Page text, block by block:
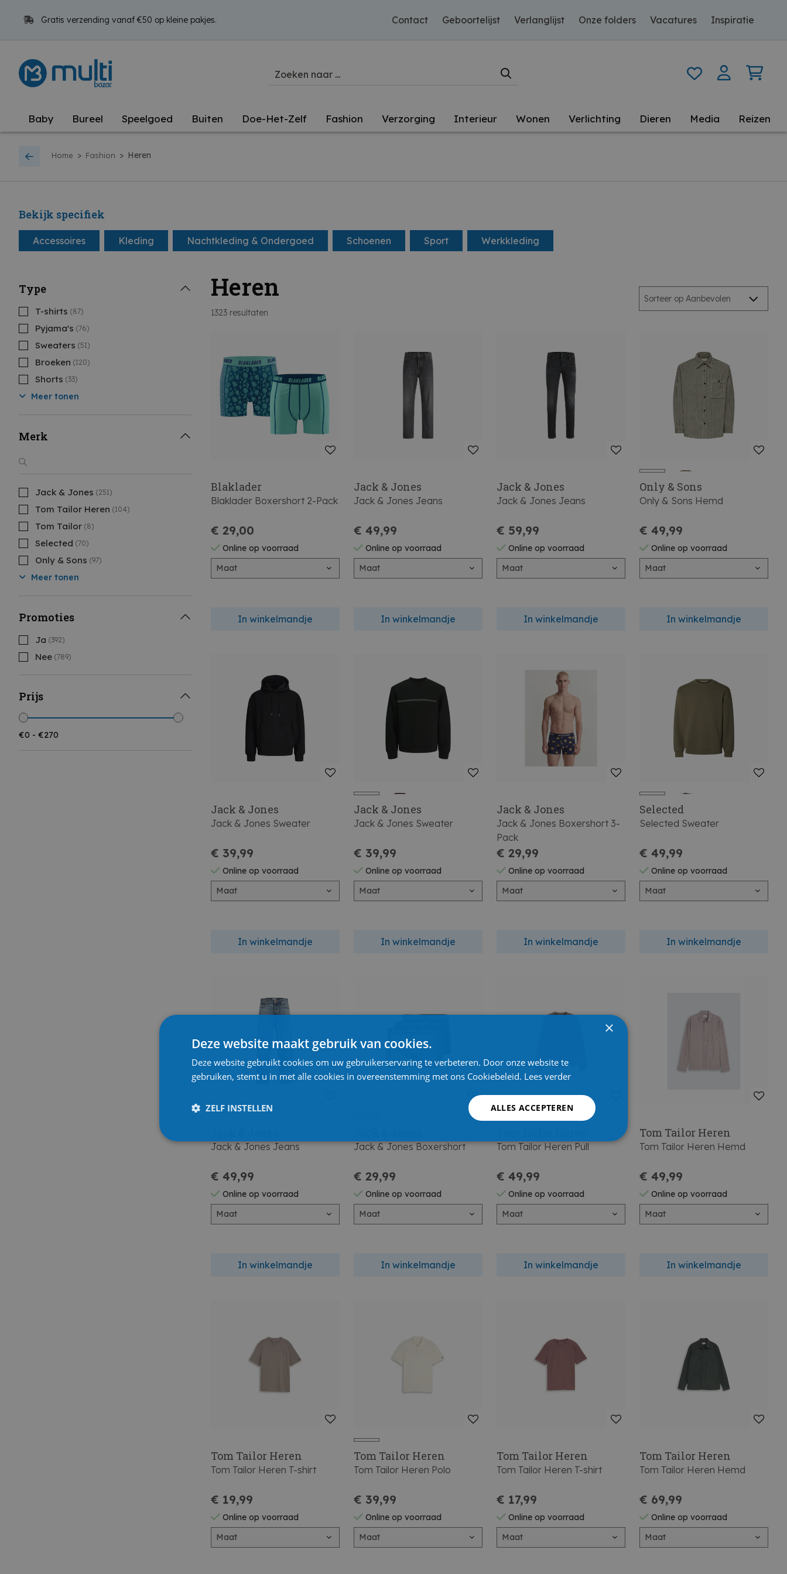
Gratis verzending vanaf €50 op kleine pakjes. Contact Geboortelijst Verlanglijst Onze folders Vacatures Inspiratie
Baby Bureel Speelgoed Buiten Doe-Het-Zelf Fashion Verzorging Interieur Wonen Verlichting Dieren Media Reizen
Home > Fashion > Heren
Bekijk specifiek
Accessoires Kleding Nachtkleding & Ondergoed Schoenen Sport Werkkleding
Type
T-shirts (87)
Pyjama's (76)
Sweaters (51)
Broeken (120)
Shorts (33)
Meer tonen
Merk
Jack & Jones (251)
Tom Tailor Heren (104)
Tom Tailor (8)
Selected (70)
Only & Sons (97)
Meer tonen
Promoties
Ja (392)
Nee (789)
Prijs
Heren
1323 resultaten
Blaklader
Blaklader Boxershort 2-Pack
€ 29,00
Online op voorraad
Maat
In winkelmandje
Jack & Jones
Jack & Jones Jeans
€ 49,99
Online op voorraad
Maat
In winkelmandje
Jack & Jones
Jack & Jones Jeans
€ 59,99
Online op voorraad
Maat
In winkelmandje
Only & Sons
Only & Sons Hemd
€ 49,99
Online op voorraad
Maat
In winkelmandje
Jack & Jones
Jack & Jones Sweater
€ 39,99
Online op voorraad
Maat
In winkelmandje
Jack & Jones
Jack & Jones Sweater
€ 39,99
Online op voorraad
Maat
In winkelmandje
Jack & Jones
Jack & Jones Boxershort 3-
Pack
€ 29,99
Online op voorraad
Maat
In winkelmandje
Selected
Selected Sweater
€ 49,99
Online op voorraad
Maat
In winkelmandje
Jack & Jones Jeans
€ 49,99
Online op voorraad
Maat
In winkelmandje
Jack & Jones Boxershort
€ 29,99
Online op voorraad
Maat
In winkelmandje
Tom Tailor Heren Pull
€ 49,99
Online op voorraad
Maat
In winkelmandje
Tom Tailor Heren
Tom Tailor Heren Hemd
€ 49,99
Online op voorraad
Maat
In winkelmandje
Tom Tailor Heren
Tom Tailor Heren T-shirt
€ 19,99
Online op voorraad
Maat
Tom Tailor Heren
Tom Tailor Heren Polo
€ 39,99
Online op voorraad
Maat
Tom Tailor Heren
Tom Tailor Heren T-shirt
€ 17,99
Online op voorraad
Maat
Tom Tailor Heren
Tom Tailor Heren Hemd
€ 69,99
Online op voorraad
Maat
×
Deze website maakt gebruik van cookies.
Deze website gebruikt cookies om uw gebruikerservaring te verbeteren. Door onze website te
gebruiken, stemt u in met alle cookies in overeenstemming met ons Cookiebeleid. Lees verder
ALLES ACCEPTEREN
ZELF INSTELLEN